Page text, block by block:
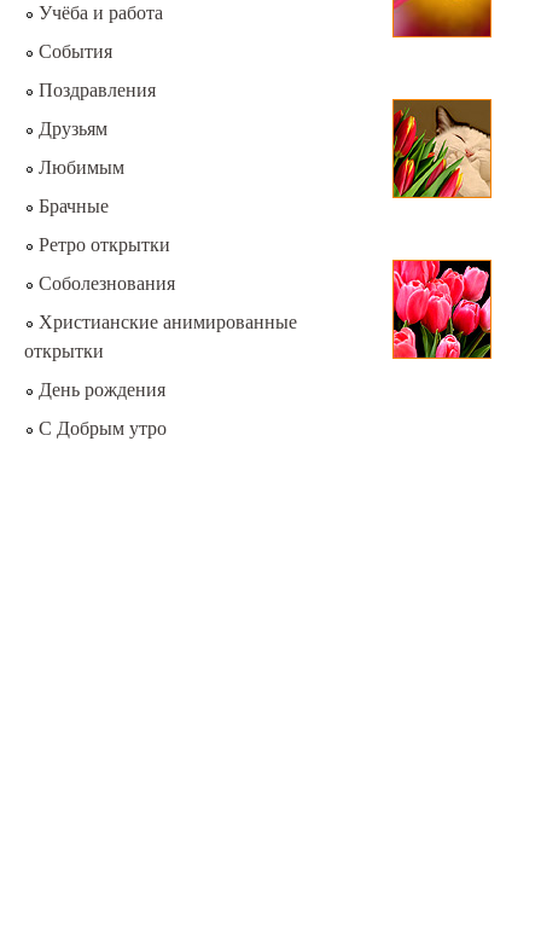
Учёба и работа
События
Поздравления
Друзьям
Любимым
Брачные
Ретро открытки
Соболезнования
Христианские анимированные
открытки
День рождения
С Добрым утро